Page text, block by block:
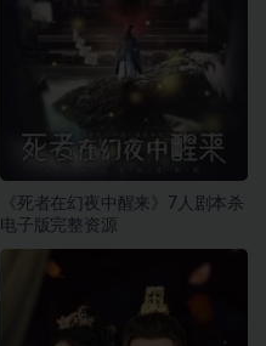
《死者在幻夜中醒来》7人剧本杀
电子版完整资源